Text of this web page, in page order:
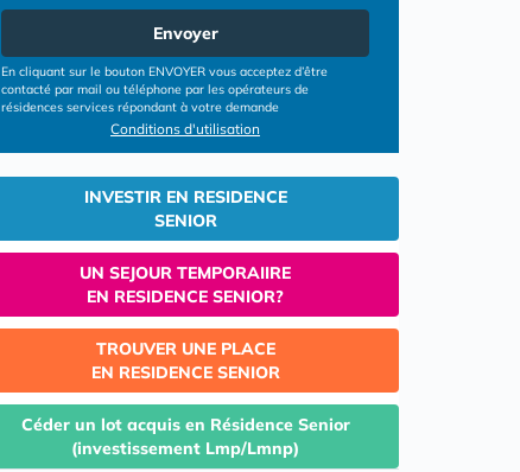
Envoyer
En cliquant sur le bouton ENVOYER vous acceptez d’être
contacté par mail ou téléphone par les opérateurs de
résidences services répondant à votre demande
Conditions d'utilisation
INVESTIR EN RESIDENCE
SENIOR
UN SEJOUR TEMPORAIIRE
EN RESIDENCE SENIOR?
TROUVER UNE PLACE
EN RESIDENCE SENIOR
Céder un lot acquis en Résidence Senior
(investissement Lmp/Lmnp)